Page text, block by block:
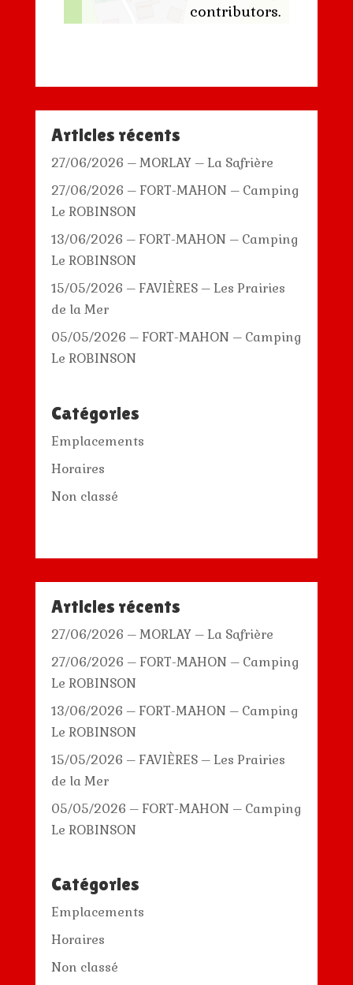
contributors.
Articles récents
27/06/2026 – MORLAY – La Safrière
27/06/2026 – FORT-MAHON – Camping
Le ROBINSON
13/06/2026 – FORT-MAHON – Camping
Le ROBINSON
15/05/2026 – FAVIÈRES – Les Prairies
de la Mer
05/05/2026 – FORT-MAHON – Camping
Le ROBINSON
Catégories
Emplacements
Horaires
Non classé
Articles récents
27/06/2026 – MORLAY – La Safrière
27/06/2026 – FORT-MAHON – Camping
Le ROBINSON
13/06/2026 – FORT-MAHON – Camping
Le ROBINSON
15/05/2026 – FAVIÈRES – Les Prairies
de la Mer
05/05/2026 – FORT-MAHON – Camping
Le ROBINSON
Catégories
Emplacements
Horaires
Non classé